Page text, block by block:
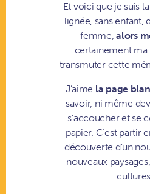
Et voici que je suis
lignée, sans enfant,
femme,alors
certainement ma
transmuter cette
J’aime la page
savoir, ni même
s’accoucher et se
papier. C’est partir
découverte d’un
nouveaux